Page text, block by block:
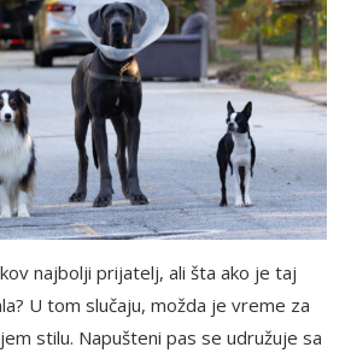
najbolji prijatelj, ali šta ako je taj
U tom slučaju, možda je vreme za
stilu. Napušteni pas se udružuje sa